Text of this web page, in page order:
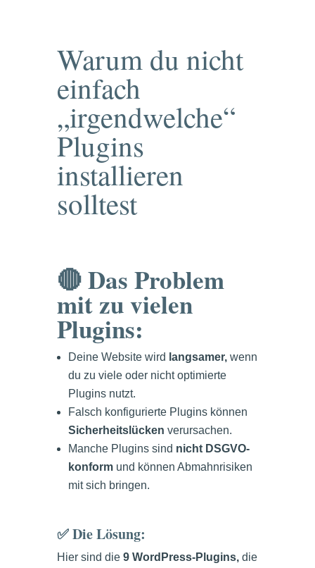
Warum du nicht
einfach
„irgendwelche“
Plugins
installieren
solltest
🔴 Das Problem
mit zu vielen
Plugins:
Deine Website wird langsamer,wenn
du zu viele oder nicht optimierte
Plugins nutzt.
Falsch konfigurierte Plugins können
Sicherheitslücken verursachen.
Manche Plugins sind nicht DSGVO-
konformund können Abmahnrisiken
mit sich bringen.
✅ Die Lösung:
Hier sind die 9 WordPress-Plugins,die